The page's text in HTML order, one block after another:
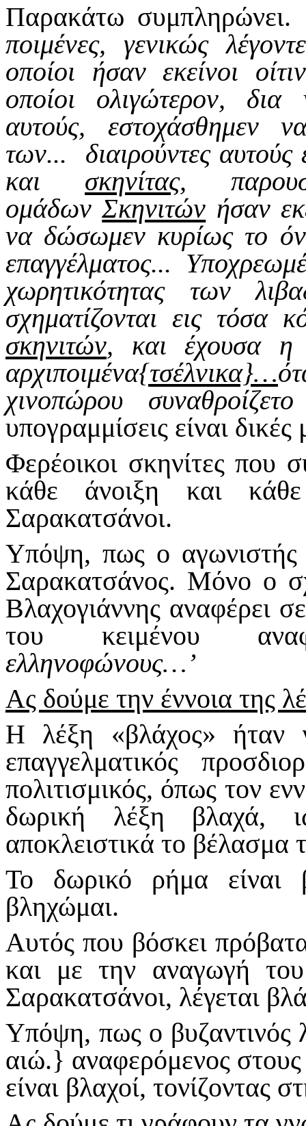
Παρακάτω συμπληρώνει.
ποιμένες, γενικώς
οποίοι ήσαν εκείνοι
οποίοι ολιγώτερον, δια
αυτούς, εστοχάσθημεν
των... διαιρούντες αυτούς
και σκηνίτας,
ομάδωνΣκηνιτών ήσαν
να δώσωμεν κυρίως το
επαγγέλματος...
χωρητικότητας των
σχηματίζονται εις τόσα
σκηνιτών, και έχουσα
αρχιποιμένα{τσέλνικα}…
χινοπώρου
υπογραμμίσεις είναι
Φερέοικοι σκηνίτες που
κάθε άνοιξη και
Σαρακατσάνοι.
Υπόψη, πως ο αγωνιστής
Σαρακατσάνος. Μόνο ο
Βλαχογιάννης αναφέρει
του κειμένου
ελληνοφώνους…’
Ας δούμε την έννοια της
Η λέξη «βλάχος» ήταν
επαγγελματικός
πολιτισμικός, όπως τον
δωρική λέξη βλαχά,
αποκλειστικά το βέλασμα
Το δωρικό ρήμα είναι
βληχώμαι.
Αυτός που βόσκει
και με την αναγωγή
Σαρακατσάνοι, λέγεται
Υπόψη, πως ο βυζαντινός
αιώ.} αναφερόμενος
είναι βλαχοί, τονίζοντας